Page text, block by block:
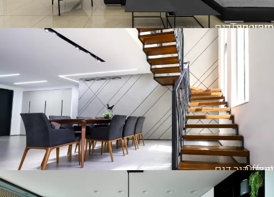
חיפוי קיר דגם
Tangram
חיפוי קיר דגם
Offset